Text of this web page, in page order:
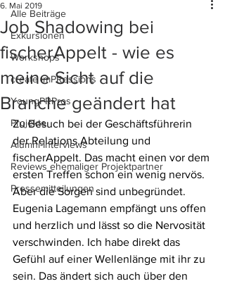
Alle Beiträge
Exkursionen
Workshops
create imPRessions
YoungPRPros
Projekte
Alumni-Interviews
Reviews ehemaliger Projektpartner
Pressemitteilungen
Job Shadowing bei
fischerAppelt - wie es
meine Sicht auf die
Branche geändert hat
6. Mai 2019
Zu Besuch bei der Geschäftsführerin
der Relations Abteilung und
fischerAppelt. Das macht einen vor dem
ersten Treffen schon ein wenig nervös.
Aber die Sorgen sind unbegründet.
Eugenia Lagemann empfängt uns offen
und herzlich und lässt so die Nervosität
verschwinden. Ich habe direkt das
Gefühl auf einer Wellenlänge mit ihr zu
sein. Das ändert sich auch über den